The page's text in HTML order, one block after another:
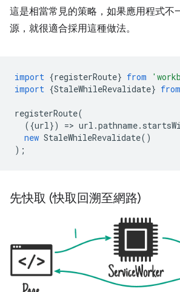
這是相當常見的策略，如果應用程式不
源，就很適合採用這種做法。
import {registerRoute} from
import {StaleWhileRevalidate} from
registerRoute(
({url}) => url .pathname.
new StaleWhileRevalidate()
);
先快取 (快取回溯至網路)